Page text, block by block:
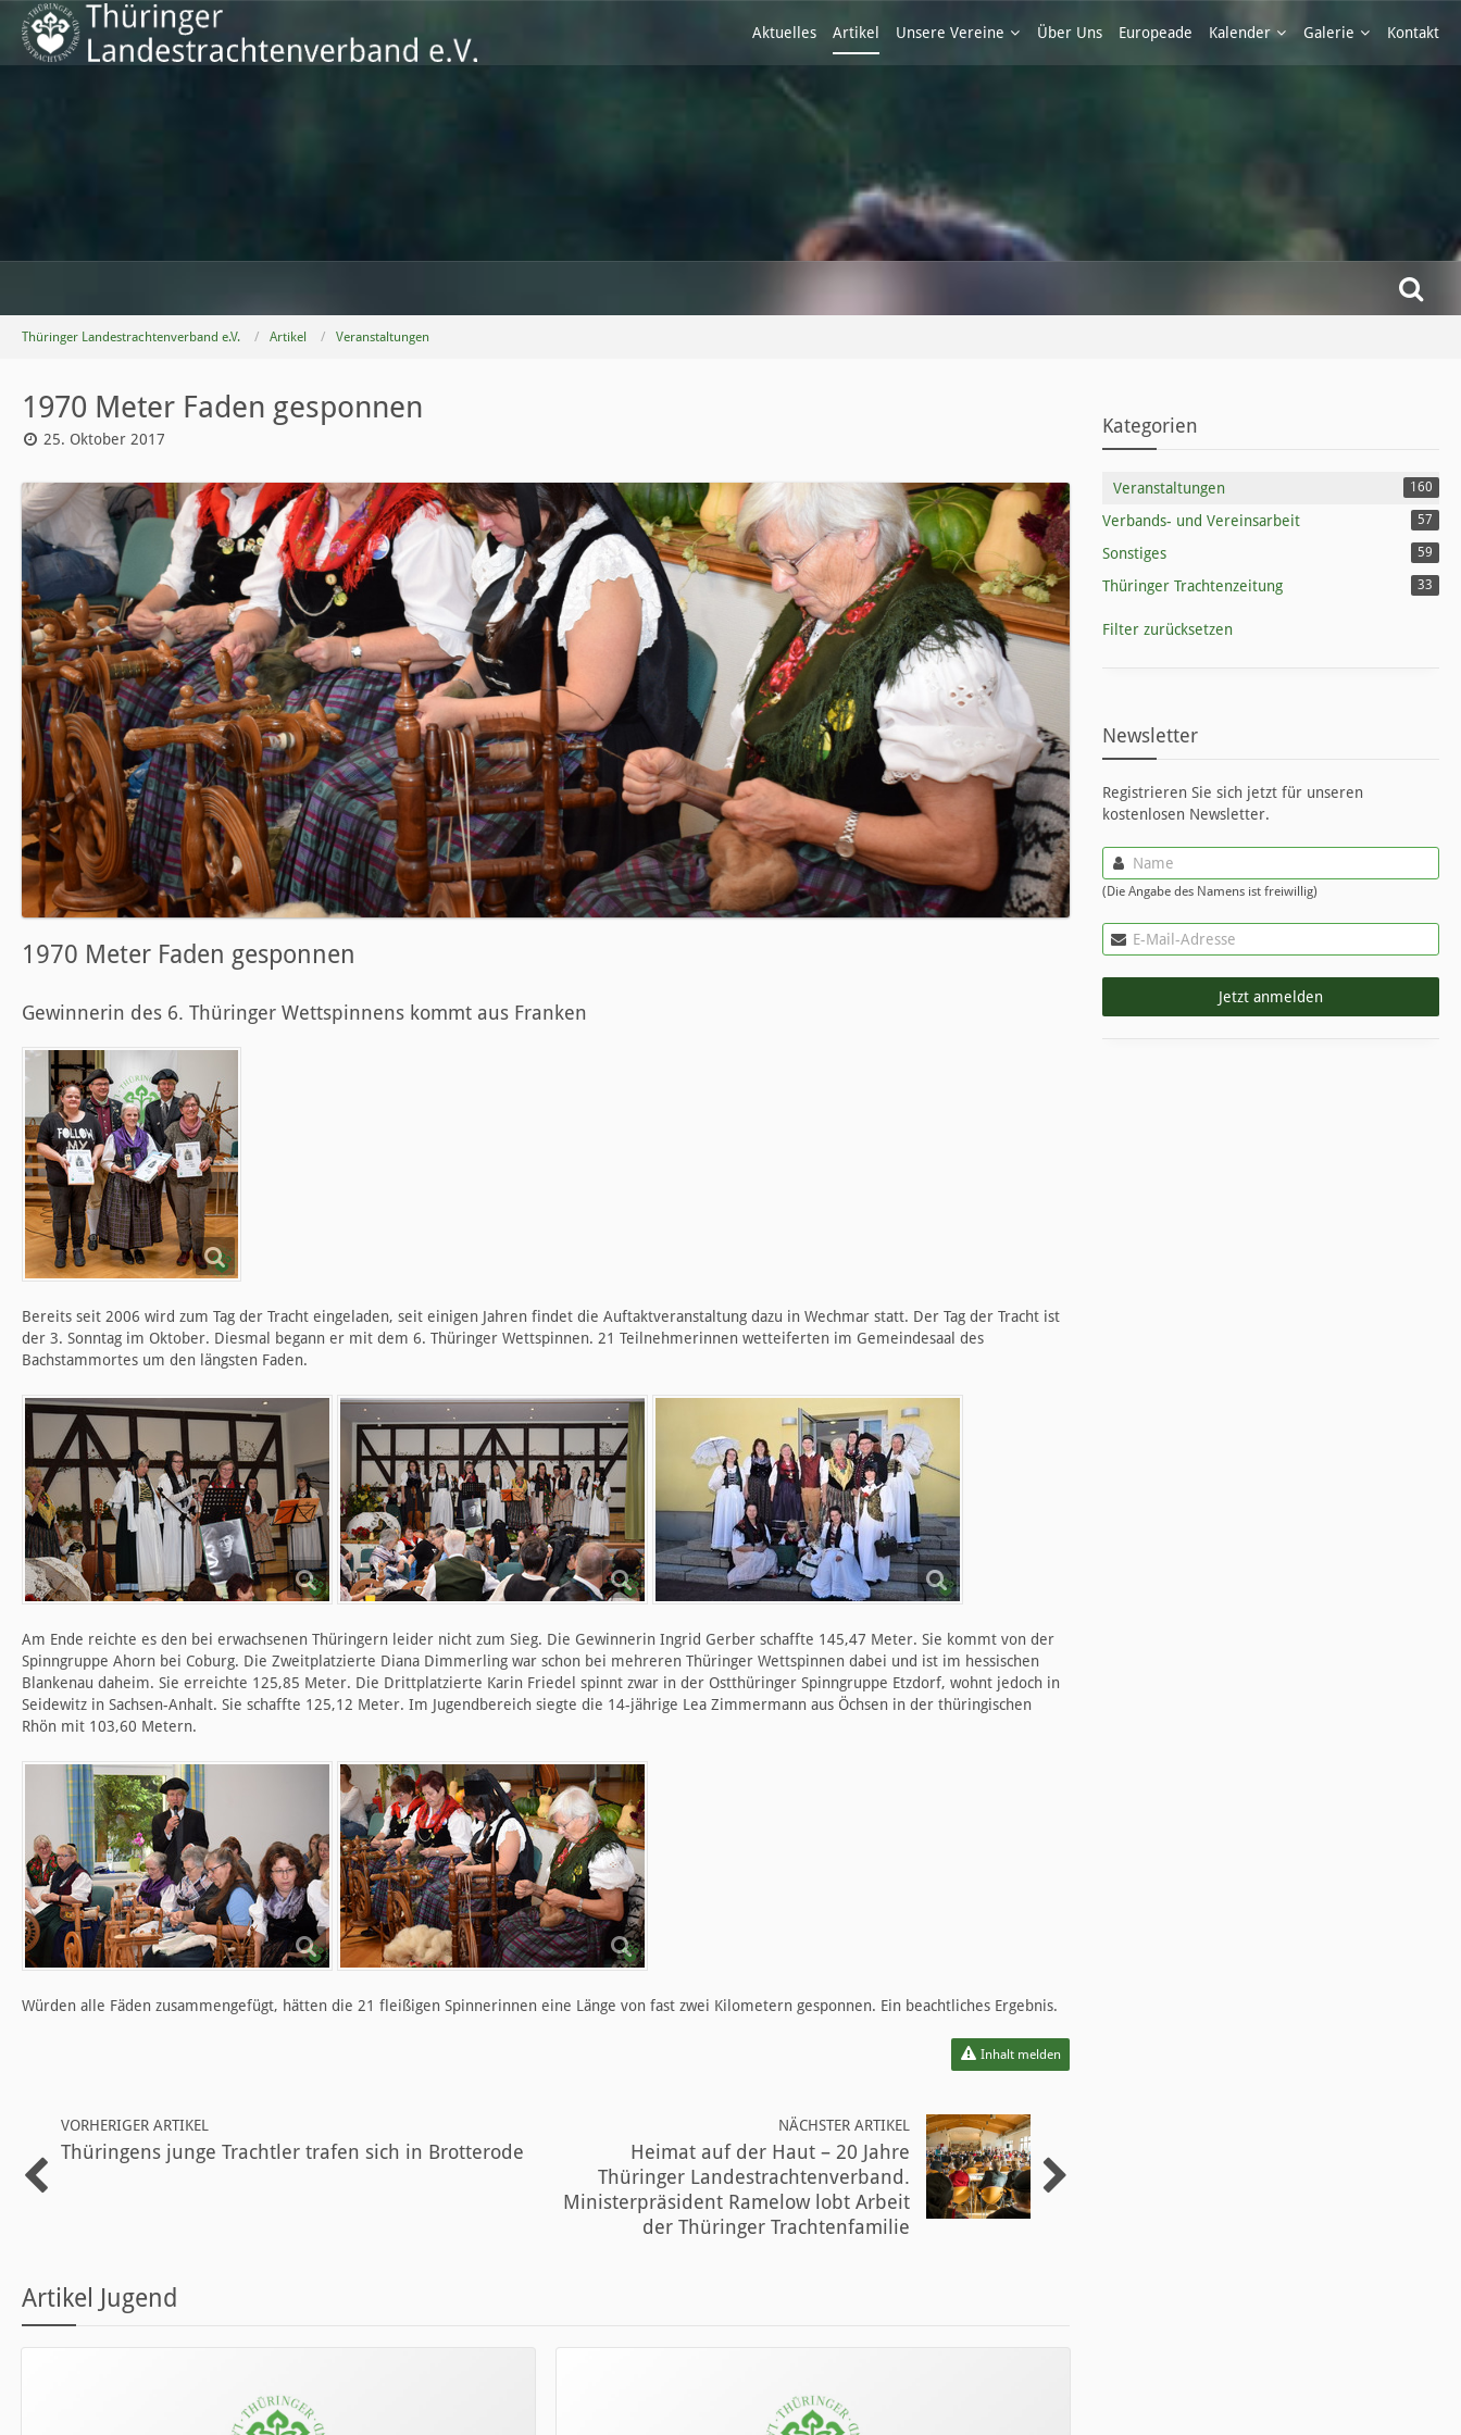
Aktuelles Artikel Unsere Vereine Über Uns Europeade Kalender Galerie Kontakt
Thüringer Landestrachtenverband e.V. Artikel Veranstaltungen
1970 Meter Faden gesponnen
25. Oktober 2017
1970 Meter Faden gesponnen
Gewinnerin des 6. Thüringer Wettspinnens kommt aus Franken
Bereits seit 2006 wird zum Tag der Tracht eingeladen, seit einigen Jahren findet die Auftaktveranstaltung dazu in Wechmar statt. Der Tag der Tracht ist
der 3. Sonntag im Oktober. Diesmal begann er mit dem 6. Thüringer Wettspinnen. 21 Teilnehmerinnen wetteiferten im Gemeindesaal des
Bachstammortes um den längsten Faden.
Am Ende reichte es den bei erwachsenen Thüringern leider nicht zum Sieg. Die Gewinnerin Ingrid Gerber schaffte 145,47 Meter. Sie kommt von der
Spinngruppe Ahorn bei Coburg. Die Zweitplatzierte Diana Dimmerling war schon bei mehreren Thüringer Wettspinnen dabei und ist im hessischen
Blankenau daheim. Sie erreichte 125,85 Meter. Die Drittplatzierte Karin Friedel spinnt zwar in der Ostthüringer Spinngruppe Etzdorf, wohnt jedoch in
Seidewitz in Sachsen-Anhalt. Sie schaffte 125,12 Meter. Im Jugendbereich siegte die 14-jährige Lea Zimmermann aus Öchsen in der thüringischen
Rhön mit 103,60 Metern.
Würden alle Fäden zusammengefügt, hätten die 21 fleißigen Spinnerinnen eine Länge von fast zwei Kilometern gesponnen. Ein beachtliches Ergebnis.
Inhalt melden
VORHERIGER ARTIKEL
Thüringens junge Trachtler trafen sich in Brotterode
NÄCHSTER ARTIKEL
Heimat auf der Haut – 20 Jahre
Thüringer Landestrachtenverband.
Ministerpräsident Ramelow lobt Arbeit
der Thüringer Trachtenfamilie
Artikel Jugend
Kategorien
Veranstaltungen 160
Verbands- und Vereinsarbeit 57
Sonstiges 59
Thüringer Trachtenzeitung 33
Filter zurücksetzen
Newsletter
Registrieren Sie sich jetzt für unseren
kostenlosen Newsletter.
(Die Angabe des Namens ist freiwillig)
Jetzt anmelden